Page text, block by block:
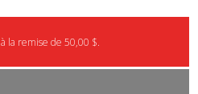
à la remise de 50,00 $.